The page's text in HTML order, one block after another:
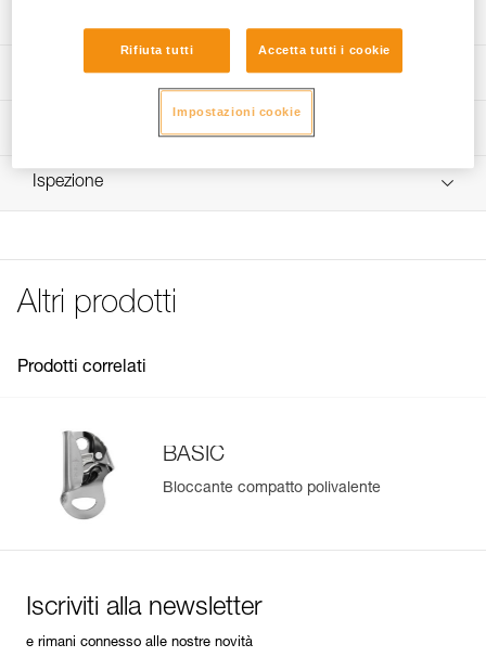
per le risalite su corda.
Costruzione in PEHD (polietilene ad alta densità) per
migliorare la durata nel tempo.
Elastico per tenere il piede nel pedale. È regolabile in
altezza per poter essere utilizzato con ogni tipo di scarpa
ed essere facilmente sistemato se non utilizzato.
Specifiche tecniche
Materiali: polietilene ad alta densità, alluminio
Dettagli codice
Consigli per la manutenzione del materiale Petzl
Scarica il pdf Maintenance tips
Ispezione
Gestisci e controlla facilmente i tuoi DPI
Importa ed esporta facilmente i dati dei tuoi DPI esistenti.
Visualizza lo storico di un prodotto dalla sua data di
Altri prodotti
Prodotti correlati
BASIC
Bloccante compatto polivalente
Iscriviti alla newsletter
e rimani connesso alle nostre novità
Rifiuta tutti Accetta tutti i cookie
Impostazioni cookie